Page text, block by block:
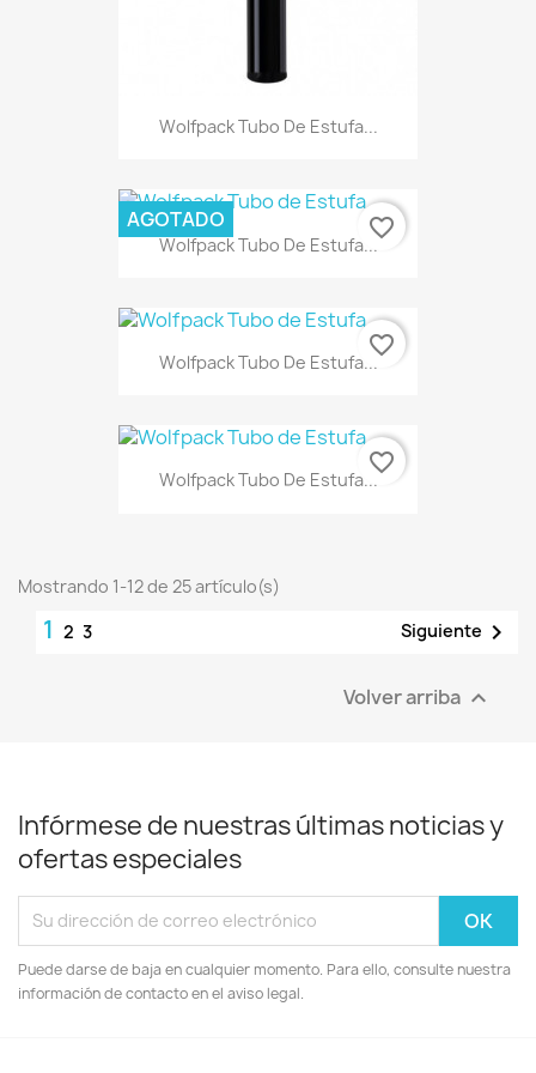
Wolfpack Tubo De Estufa...
Wolfpack Tubo De Estufa...
AGOTADO favorite_border
Wolfpack Tubo De Estufa...
favorite_border
Wolfpack Tubo De Estufa...
favorite_border
Mostrando 1-12 de 25 artículo(s)
1 2 3 Siguiente 
Volver arriba 
Infórmese de nuestras últimas noticias y
ofertas especiales
Puede darse de baja en cualquier momento. Para ello, consulte nuestra
información de contacto en el aviso legal.